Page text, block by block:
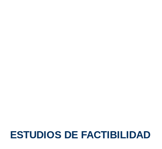
ESTUDIOS DE FACTIBILIDAD